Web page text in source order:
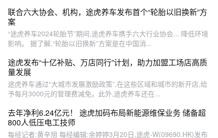
联合六大协会、机构，途虎养车发布首个“轮胎以旧换新”方
案
“途虎养车2024轮胎节”期间,途虎养车携手六大行业协会... 降低环境
影响。 据了解,“轮胎以旧换新”方案是在中国消...
途虎发布“十亿补贴、万店同行”计划，助力加盟工场店高质
量发展
途虎养车通过“大城市发展激励政策”,在这些区域和城市的新开店,给
予每月3000元的管理费减免。此外,途虎养车还在...
去年净利6.24亿元！ 途虎加码布局新能源维保业务 储备超
800人低压电工技师
每经记者:黄辛旭 每经编辑:余婷婷3月20日,途虎-W(09690.HK)发布